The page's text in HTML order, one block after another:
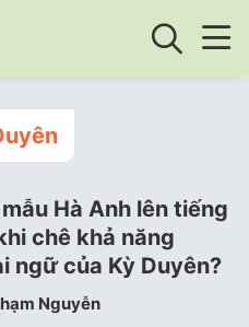
Hà Anh lên tiếng
chê khả năng
ngữ của Kỳ Duyên?
Nguyễn